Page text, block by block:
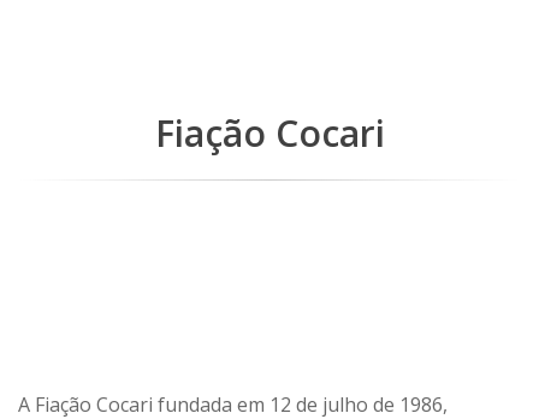
Fiação Cocari
A Fiação Cocari fundada em 12 de julho de 1986,